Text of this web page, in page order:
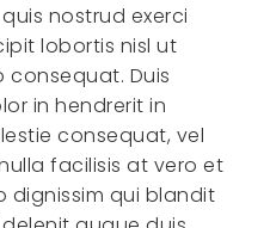
nostrud exerci
lobortis nisl ut
Duis
in hendrerit in
consequat, vel
facilisis at vero et
dignissim qui blandit